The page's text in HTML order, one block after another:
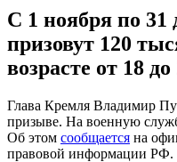
С 1 ноября по
призовут 120
возрасте от 18 до
Глава Кремля Владимир
призыве. На военную
Об этом сообщается на
правовой информации РФ.